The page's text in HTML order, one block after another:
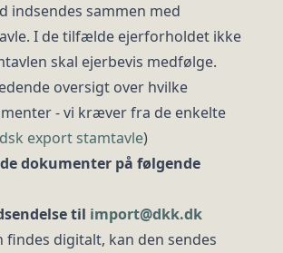
indsendes sammen med
I de tilfælde ejerforholdet ikke
skal ejerbevis medfølge.
oversigt over hvilke
- vi kræver fra de enkelte
export stamtavle)
dokumenter på følgende
til import@dkk.dk
findes digitalt, kan den sendes